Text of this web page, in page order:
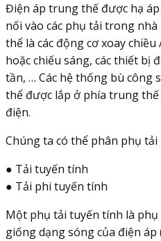
Điện áp trung thế được hạ
nối vào các phụ tải trong
thể là các động cơ xoay
hoặc chiếu sáng, các thiết bị
tần, … Các hệ thống bù công
thể được lắp ở phía trung
điện.
Chúng ta có thể phân phụ tải
● Tải tuyến tính
● Tải phi tuyến tính
Một phụ tải tuyến tính là
giống dạng sóng của điện áp